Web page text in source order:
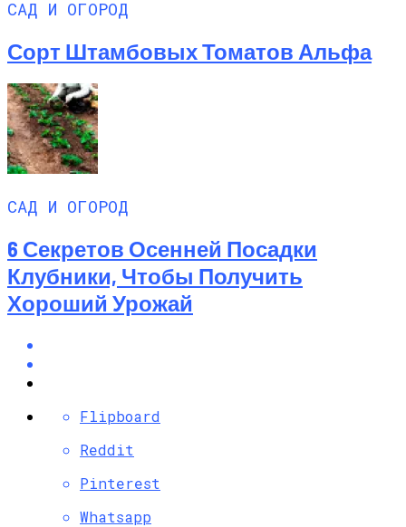
САД И ОГОРОД
Сорт Штамбовых Томатов Альфа
САД И ОГОРОД
6 Секретов Осенней Посадки
Клубники, Чтобы Получить
Хороший Урожай
Flipboard
Reddit
Pinterest
Whatsapp